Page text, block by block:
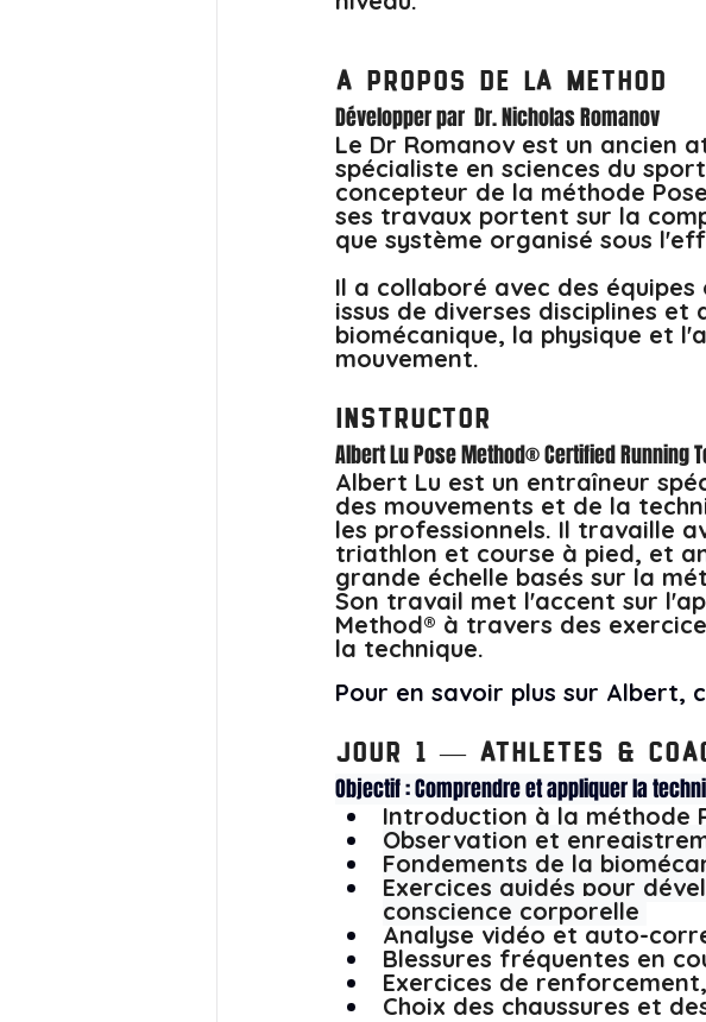
A propos de la Method
Développer par  Dr. Nicholas Romanov
Le Dr Romanov est un ancien
spécialiste en sciences du
concepteur de la méthode
ses travaux portent sur la
que système organisé sous
Il a collaboré avec des
issus de diverses disciplines
biomécanique, la physique et
mouvement.
Instructor
Albert Lu Pose Method® Certified Running
Albert Lu est un entraîneur
des mouvements et de la
les professionnels. Il travaille
triathlon et course à pied, et
grande échelle basés sur la
Son travail met l'accent sur
Method® à travers des
la technique.
Pour en savoir plus sur Albert,
Jour 1 — Athletes &
Objectif : Comprendre et appliquer la
Introduction à la méthode
Observation et
Fondements de la
Exercices guidés pour
conscience corporelle
Analyse vidéo et auto-
Blessures fréquentes en
Exercices de
Choix des chaussures et